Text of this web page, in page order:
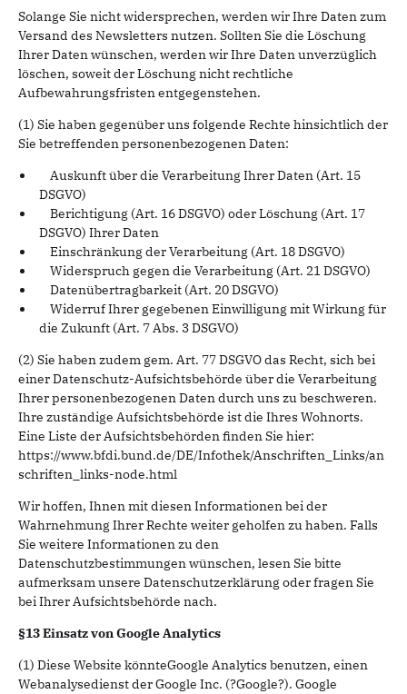
Solange Sie nicht widersprechen, werden wir Ihre Daten zum
Versand des Newsletters nutzen. Sollten Sie die Löschung
Ihrer Daten wünschen, werden wir Ihre Daten unverzüglich
löschen, soweit der Löschung nicht rechtliche
Aufbewahrungsfristen entgegenstehen.
(1) Sie haben gegenüber uns folgende Rechte hinsichtlich der
Sie betreffenden personenbezogenen Daten:
Auskunft über die Verarbeitung Ihrer Daten (Art. 15
DSGVO)
Berichtigung (Art. 16 DSGVO) oder Löschung (Art. 17
DSGVO) Ihrer Daten
Einschränkung der Verarbeitung (Art. 18 DSGVO)
Widerspruch gegen die Verarbeitung (Art. 21 DSGVO)
Datenübertragbarkeit (Art. 20 DSGVO)
Widerruf Ihrer gegebenen Einwilligung mit Wirkung für
die Zukunft (Art. 7 Abs. 3 DSGVO)
(2) Sie haben zudem gem. Art. 77 DSGVO das Recht, sich bei
einer Datenschutz-Aufsichtsbehörde über die Verarbeitung
Ihrer personenbezogenen Daten durch uns zu beschweren.
Ihre zuständige Aufsichtsbehörde ist die Ihres Wohnorts.
Eine Liste der Aufsichtsbehörden finden Sie hier:
https://www.bfdi.bund.de/DE/Infothek/Anschriften_Links/an
schriften_links-node.html
Wir hoffen, Ihnen mit diesen Informationen bei der
Wahrnehmung Ihrer Rechte weiter geholfen zu haben. Falls
Sie weitere Informationen zu den
Datenschutzbestimmungen wünschen, lesen Sie bitte
aufmerksam unsere Datenschutzerklärung oder fragen Sie
bei Ihrer Aufsichtsbehörde nach.
§13 Einsatz von Google Analytics
(1) Diese Website könnteGoogle Analytics benutzen, einen
Webanalysedienst der Google Inc. (?Google?). Google